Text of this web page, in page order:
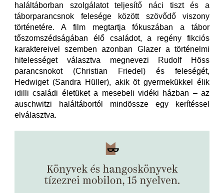
haláltáborban szolgálatot teljesítő náci tiszt és a
táborparancsnok felesége között szövődő viszony
történetére. A film megtartja fókuszában a tábor
tőszomszédságában élő családot, a regény fikciós
karaktereivel szemben azonban Glazer a történelmi
hitelességet választva megnevezi Rudolf Höss
parancsnokot (Christian Friedel) és feleségét,
Hedwiget (Sandra Hüller), akik öt gyermekükkel élik
idilli családi életüket a mesebeli vidéki házban – az
auschwitzi haláltábortól mindössze egy kerítéssel
elválasztva.